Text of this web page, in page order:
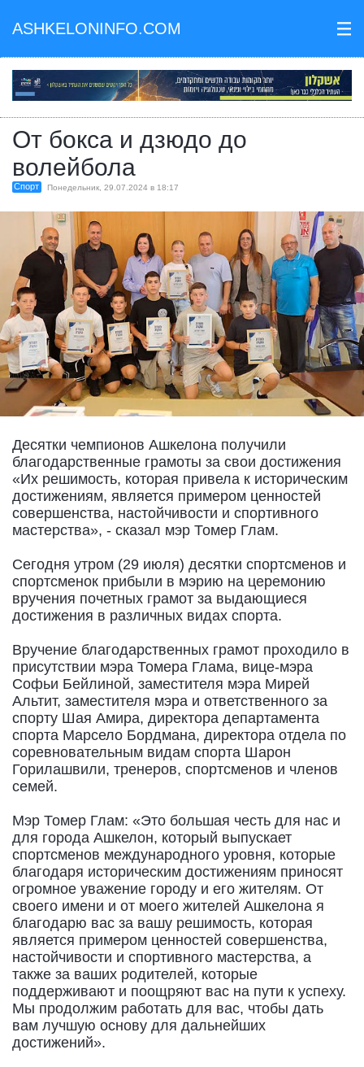
ASHKELONINFO.COM III
От бокса и дзюдо до
волейбола
Спорт Понедельник, 29.07.2024 в 18:17
Десятки чемпионов Ашкелона получили
благодарственные грамоты за свои достижения
«Их решимость, которая привела к историческим
достижениям, является примером ценностей
совершенства, настойчивости и спортивного
мастерства», - сказал мэр Томер Глам.
Сегодня утром (29 июля) десятки спортсменов и
спортсменок прибыли в мэрию на церемонию
вручения почетных грамот за выдающиеся
достижения в различных видах спорта.
Вручение благодарственных грамот проходило в
присутствии мэра Томера Глама, вице-мэра
Софьи Бейлиной, заместителя мэра Мирей
Альтит, заместителя мэра и ответственного за
спорту Шая Амира, директора департамента
спорта Марсело Бордмана, директора отдела по
соревновательным видам спорта Шарон
Горилашвили, тренеров, спортсменов и членов
семей.
Мэр Томер Глам: «Это большая честь для нас и
для города Ашкелон, который выпускает
спортсменов международного уровня, которые
благодаря историческим достижениям приносят
огромное уважение городу и его жителям. От
своего имени и от моего жителей Ашкелона я
благодарю вас за вашу решимость, которая
является примером ценностей совершенства,
настойчивости и спортивного мастерства, а
также за ваших родителей, которые
поддерживают и поощряют вас на пути к успеху.
Мы продолжим работать для вас, чтобы дать
вам лучшую основу для дальнейших
достижений».